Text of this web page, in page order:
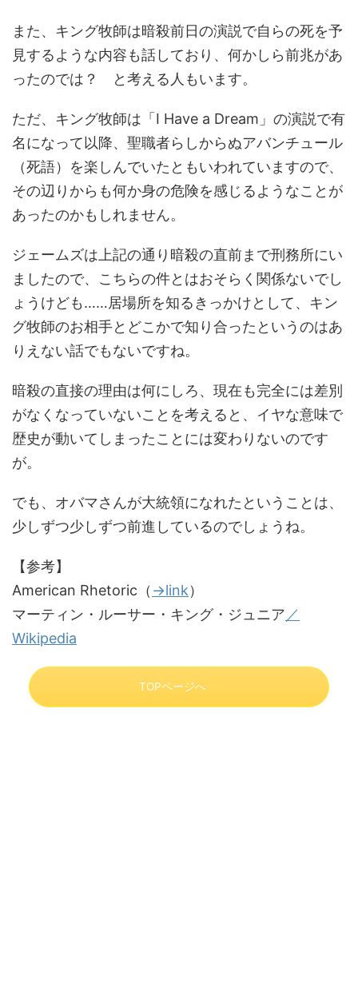
また、キング牧師は暗殺前日の演説で自らの死を予
見するような内容も話しており、何かしら前兆があ
ったのでは？ と考える人もいます。
ただ、キング牧師は「I Have a Dream」の演説で有
名になって以降、聖職者らしからぬアバンチュール
（死語）を楽しんでいたともいわれていますので、
その辺りからも何か身の危険を感じるようなことが
あったのかもしれません。
ジェームズは上記の通り暗殺の直前まで刑務所にい
ましたので、こちらの件とはおそらく関係ないでし
ょうけども……居場所を知るきっかけとして、キン
グ牧師のお相手とどこかで知り合ったというのはあ
りえない話でもないですね。
暗殺の直接の理由は何にしろ、現在も完全には差別
がなくなっていないことを考えると、イヤな意味で
歴史が動いてしまったことには変わりないのです
が。
でも、オバマさんが大統領になれたということは、
少しずつ少しずつ前進しているのでしょうね。
【参考】
American Rhetoric（ →link）
マーティン・ルーサー・キング・ジュニア ／
Wikipedia
TOPページへ